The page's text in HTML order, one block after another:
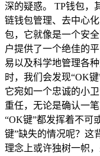
深的疑惑。 TP钱包，
链钱包管理、去中心
包，它就像是一个安
户提供了一个绝佳的
易以及科学地管理各
时，我们会发现“OK
它宛如一个忠诚的小
重任，无论是确认一
“OK键”都发挥着不可
键”缺失的情况呢？这
理念上或许独树一帜